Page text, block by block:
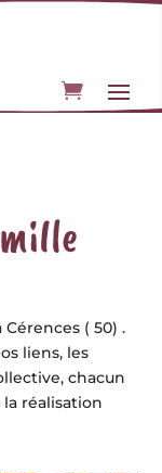
( 50) .
liens, les
chacun
réalisation